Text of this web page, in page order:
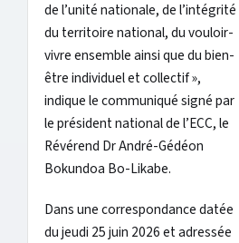
de l’unité nationale, de l’intégrité
du territoire national, du vouloir-
vivre ensemble ainsi que du bien-
être individuel et collectif »,
indique le communiqué signé par
le président national de l’ECC, le
Révérend Dr André-Gédéon
Bokundoa Bo-Likabe.
Dans une correspondance datée
du jeudi 25 juin 2026 et adressée